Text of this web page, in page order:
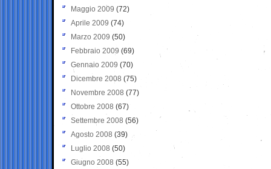
Maggio 2009 (72)
Aprile 2009 (74)
Marzo 2009 (50)
Febbraio 2009 (69)
Gennaio 2009 (70)
Dicembre 2008 (75)
Novembre 2008 (77)
Ottobre 2008 (67)
Settembre 2008 (56)
Agosto 2008 (39)
Luglio 2008 (50)
Giugno 2008 (55)